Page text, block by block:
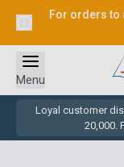
For orders to
Loyal customer
20,000.
Menu